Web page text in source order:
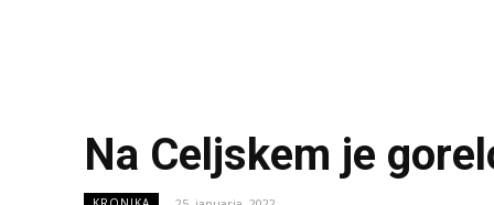
Na Celjskem je